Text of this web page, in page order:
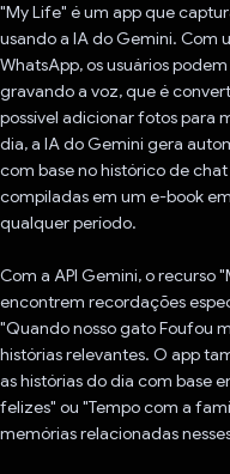
"My Life" é um app que
usando a IA do Gemini. Com
WhatsApp, os usuários
gravando a voz, que é
possível adicionar fotos para
dia, a IA do Gemini gera
com base no histórico de
compiladas em um e-book
qualquer período.
Com a API Gemini, o recurso
encontrem recordações
"Quando nosso gato Foufou
histórias relevantes. O app
as histórias do dia com base
felizes" ou "Tempo com a
memórias relacionadas